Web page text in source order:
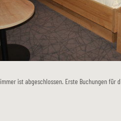
ist abgeschlossen. Erste Buchungen für